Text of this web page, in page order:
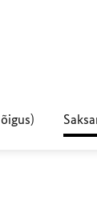
õigus)